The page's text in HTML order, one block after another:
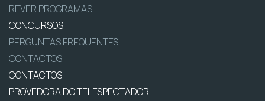
REVER PROGRAMAS
CONCURSOS
PERGUNTAS FREQUENTES
CONTACTOS
CONTACTOS
PROVEDORA DO TELESPECTADOR